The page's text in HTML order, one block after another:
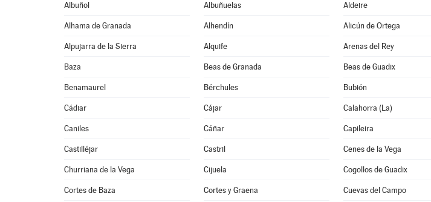
Albuñol Albuñuelas Aldeire
Alhama de Granada Alhendín Alicún de Ortega
Alpujarra de la Sierra Alquife Arenas del Rey
Baza Beas de Granada Beas de Guadix
Benamaurel Bérchules Bubión
Cádiar Cájar Calahorra (La)
Caniles Cáñar Capileira
Castilléjar Castril Cenes de la Vega
Churriana de la Vega Cijuela Cogollos de Guadix
Cortes de Baza Cortes y Graena Cuevas del Campo